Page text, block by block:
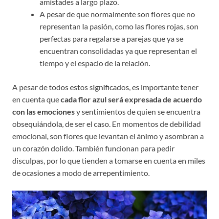
A pesar de que normalmente son flores que no
representan la pasión, como las flores rojas, son
perfectas para regalarse a parejas que ya se
encuentran consolidadas ya que representan el
tiempo y el espacio de la relación.
A pesar de todos estos significados, es importante tener
en cuenta quecada flor azul será expresada de acuerdo
con las emocionesy sentimientos de quien se encuentra
obsequiándola, de ser el caso. En momentos de debilidad
emocional, son flores que levantan el ánimo y asombran a
un corazón dolido. También funcionan para pedir
disculpas, por lo que tienden a tomarse en cuenta en miles
de ocasiones a modo de arrepentimiento.